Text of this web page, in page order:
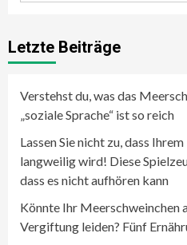
Letzte Beiträge
Verstehst du, was das
„soziale Sprache“ ist so reich
Lassen Sie nicht zu, dass
langweilig wird! Diese
dass es nicht aufhören kann
Könnte Ihr Meerschweinchen
Vergiftung leiden? Fünf